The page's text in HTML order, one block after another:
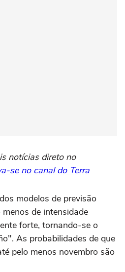
notícias direto no
se no canal do Terra
modelos de previsão
de intensidade
forte, tornando-se o
As probabilidades de que
pelo menos novembro são